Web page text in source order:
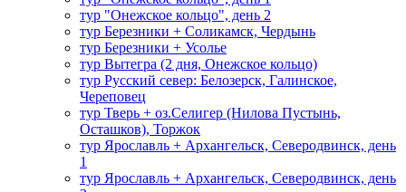
тур "Онежское кольцо", день 2
тур Березники + Соликамск, Чердынь
тур Березники + Усолье
тур Вытегра (2 дня, Онежское кольцо)
тур Русский север: Белозерск, Галинское,
Череповец
тур Тверь + оз.Селигер (Нилова Пустынь,
Осташков), Торжок
тур Ярославль + Архангельск, Северодвинск, день
1
тур Ярославль + Архангельск, Северодвинск, день